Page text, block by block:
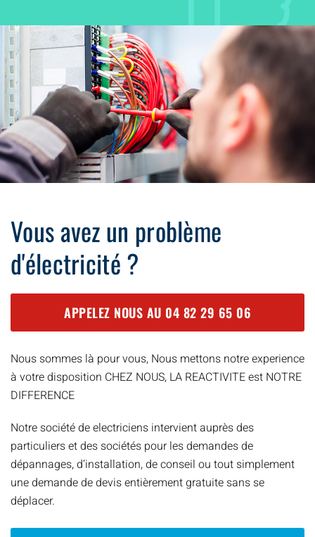
Vous avez un problème
d'électricité ?
APPELEZ NOUS AU 04 82 29 65 06
Nous sommes là pour vous, Nous mettons notre experience
à votre disposition CHEZ NOUS, LA REACTIVITE est NOTRE
DIFFERENCE
Notre société de electriciens intervient auprès des
particuliers et des sociétés pour les demandes de
dépannages, d’installation, de conseil ou tout simplement
une demande de devis entièrement gratuite sans se
déplacer.